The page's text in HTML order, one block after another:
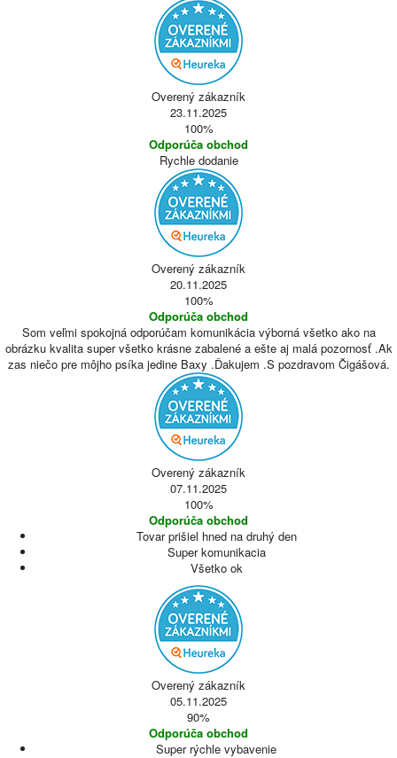
Overený zákazník
23.11.2025
100%
Odporúča obchod
Rychle dodanie
Overený zákazník
20.11.2025
100%
Odporúča obchod
Som veľmi spokojná odporúčam komunikácia výborná všetko ako na
obrázku kvalita super všetko krásne zabalené a ešte aj malá pozornosť .Ak
zas niečo pre môjho psíka jedine Baxy .Ďakujem .S pozdravom Čigášová.
Overený zákazník
07.11.2025
100%
Odporúča obchod
Tovar prišiel hned na druhý den
Super komunikacia
Všetko ok
Overený zákazník
05.11.2025
90%
Odporúča obchod
Super rýchle vybavenie